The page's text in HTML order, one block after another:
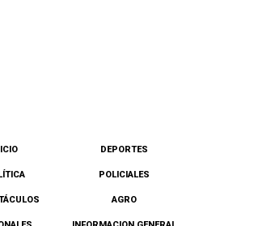
DEPORTES
POLICIALES
AGRO